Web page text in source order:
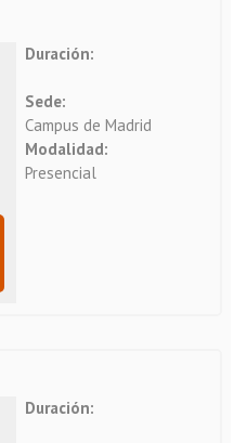
Duración:
Sede:
Campus de Madrid
Modalidad:
Presencial
Duración: